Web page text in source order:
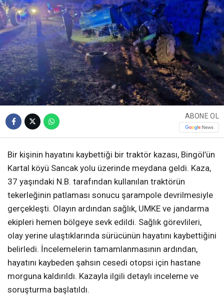
ABONE OL
Bir kişinin hayatını kaybettiği bir traktör kazası, Bingöl’ün
Kartal köyü Sancak yolu üzerinde meydana geldi. Kaza,
37 yaşındaki N.B. tarafından kullanılan traktörün
tekerleğinin patlaması sonucu şarampole devrilmesiyle
gerçekleşti. Olayın ardından sağlık, UMKE ve jandarma
ekipleri hemen bölgeye sevk edildi. Sağlık görevlileri,
olay yerine ulaştıklarında sürücünün hayatını kaybettiğini
belirledi. İncelemelerin tamamlanmasının ardından,
hayatını kaybeden şahsın cesedi otopsi için hastane
morguna kaldırıldı. Kazayla ilgili detaylı inceleme ve
soruşturma başlatıldı.